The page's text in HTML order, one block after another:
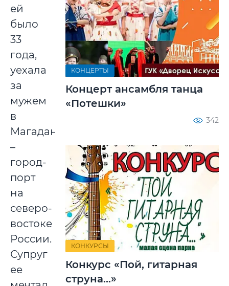
ей
было
33
года,
уехала
за
мужем
в
Магадан
–
город-
порт
на
северо-
востоке
России.
Супруг
ее
КОНЦЕРТЫ
Концерт ансамбля танца
«Потешки»
342
КОНКУРСЫ
Конкурс «Пой, гитарная
струна...»